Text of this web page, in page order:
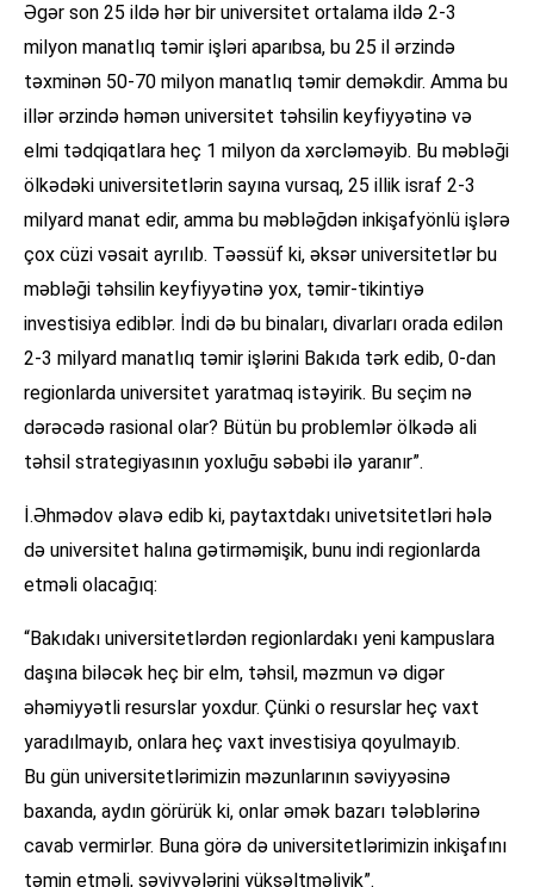
Əgər son 25 ildə hər bir universitet ortalama ildə 2-3
milyon manatlıq təmir işləri aparıbsa, bu 25 il ərzində
təxminən 50-70 milyon manatlıq təmir deməkdir. Amma bu
illər ərzində həmən universitet təhsilin keyfiyyətinə və
elmi tədqiqatlara heç 1 milyon da xərcləməyib. Bu məbləği
ölkədəki universitetlərin sayına vursaq, 25 illik israf 2-3
milyard manat edir, amma bu məbləğdən inkişafyönlü işlərə
çox cüzi vəsait ayrılıb. Təəssüf ki, əksər universitetlər bu
məbləği təhsilin keyfiyyətinə yox, təmir-tikintiyə
investisiya ediblər. İndi də bu binaları, divarları orada edilən
2-3 milyard manatlıq təmir işlərini Bakıda tərk edib, 0-dan
regionlarda universitet yaratmaq istəyirik. Bu seçim nə
dərəcədə rasional olar? Bütün bu problemlər ölkədə ali
təhsil strategiyasının yoxluğu səbəbi ilə yaranır”.
İ.Əhmədov əlavə edib ki, paytaxtdakı univetsitetləri hələ
də universitet halına gətirməmişik, bunu indi regionlarda
etməli olacağıq:
“Bakıdakı universitetlərdən regionlardakı yeni kampuslara
daşına biləcək heç bir elm, təhsil, məzmun və digər
əhəmiyyətli resurslar yoxdur. Çünki o resurslar heç vaxt
yaradılmayıb, onlara heç vaxt investisiya qoyulmayıb.
Bu gün universitetlərimizin məzunlarının səviyyəsinə
baxanda, aydın görürük ki, onlar əmək bazarı tələblərinə
cavab vermirlər. Buna görə də universitetlərimizin inkişafını
təmin etməli, səviyyələrini yüksəltməliyik”.